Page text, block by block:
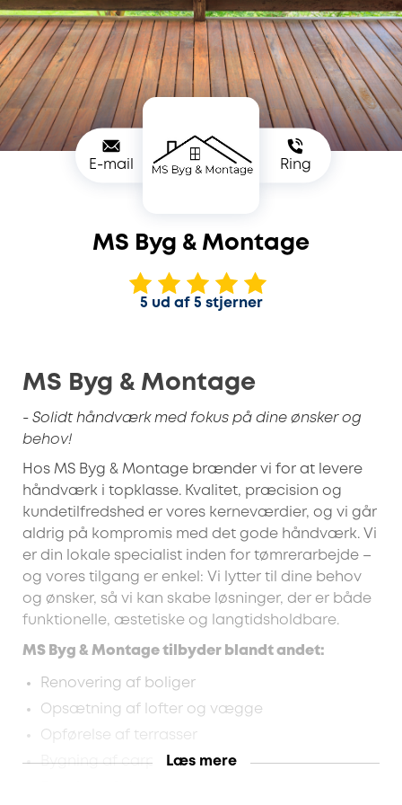
E-mail Ring
MS Byg & Montage
5 ud af 5 stjerner
MS Byg & Montage
- Solidt håndværk med fokus på dine ønsker og
behov!
Hos MS Byg & Montage brænder vi for at levere
håndværk i topklasse. Kvalitet, præcision og
kundetilfredshed er vores kerneværdier, og vi går
aldrig på kompromis med det gode håndværk. Vi
er din lokale specialist inden for tømrerarbejde –
og vores tilgang er enkel: Vi lytter til dine behov
og ønsker, så vi kan skabe løsninger, der er både
funktionelle, æstetiske og langtidsholdbare.
MS Byg & Montage tilbyder blandt andet:
Renovering af boliger
Opsætning af lofter og vægge
Opførelse af terrasser
Bygning af carporteLæs mere